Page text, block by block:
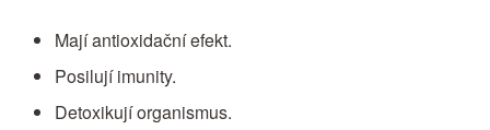
Mají antioxidační efekt.
Posilují imunity.
Detoxikují organismus.